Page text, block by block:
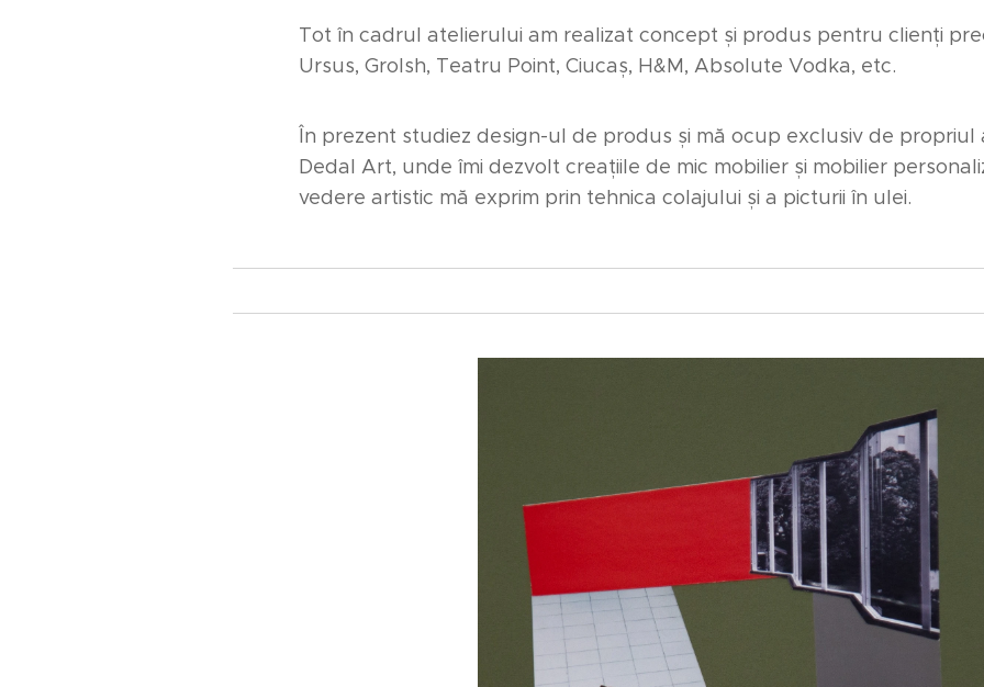
Tot în cadrul atelierului am realizat concept și produs pentru clienți
Ursus, Grolsh, Teatru Point, Ciucaș, H&M, Absolute Vodka, etc.
În prezent studiez design-ul de produs și mă ocup exclusiv de propriul
Dedal Art, unde îmi dezvolt creațiile de mic mobilier și mobilier
vedere artistic mă exprim prin tehnica colajului și a picturii în ulei.